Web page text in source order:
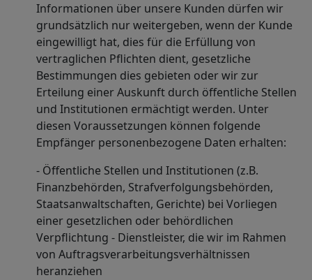
Informationen über unsere Kunden dürfen wir
grundsätzlich nur weitergeben, wenn der Kunde
eingewilligt hat, dies für die Erfüllung von
vertraglichen Pflichten dient, gesetzliche
Bestimmungen dies gebieten oder wir zur
Erteilung einer Auskunft durch öffentliche Stellen
und Institutionen ermächtigt werden. Unter
diesen Voraussetzungen können folgende
Empfänger personenbezogene Daten erhalten:
- Öffentliche Stellen und Institutionen (z.B.
Finanzbehörden, Strafverfolgungsbehörden,
Staatsanwaltschaften, Gerichte) bei Vorliegen
einer gesetzlichen oder behördlichen
Verpflichtung - Dienstleister, die wir im Rahmen
von Auftragsverarbeitungsverhältnissen
heranziehen